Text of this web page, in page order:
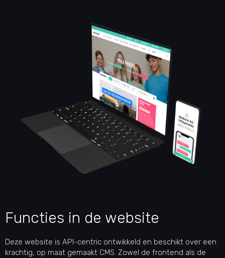
Functies in de website
Deze website is API-centric ontwikkeld en beschikt over een
krachtig, op maat gemaakt CMS. Zowel de frontend als de